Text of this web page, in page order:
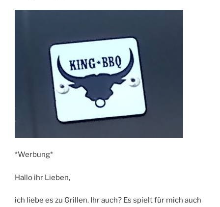
*Werbung*
Hallo ihr Lieben,
ich liebe es zu Grillen. Ihr auch? Es spielt für mich auch